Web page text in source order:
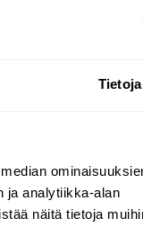
Tietoja
ja analytiikka-alan
näitä tietoja
tämän